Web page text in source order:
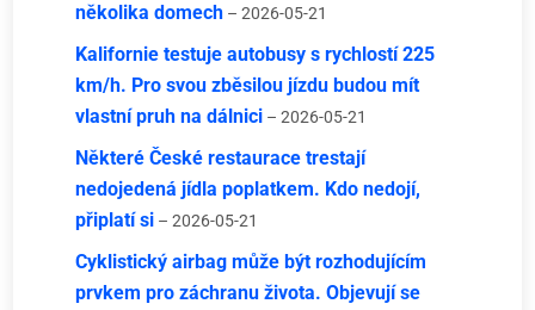
několika domech – 2026-05-21
Kalifornie testuje autobusy s rychlostí 225
km/h. Pro svou zběsilou jízdu budou mít
vlastní pruh na dálnici – 2026-05-21
Některé České restaurace trestají
nedojedená jídla poplatkem. Kdo nedojí,
připlatí si – 2026-05-21
Cyklistický airbag může být rozhodujícím
prvkem pro záchranu života. Objevují se